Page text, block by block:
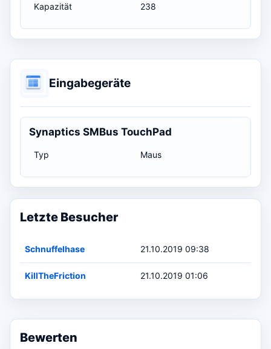
Kapazität 238
Eingabegeräte
Synaptics SMBus TouchPad
Typ Maus
Letzte Besucher
Schnuffelhase 21.10.2019 09:38
KillTheFriction 21.10.2019 01:06
Bewerten